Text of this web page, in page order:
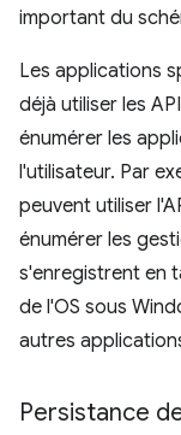
important du
Les applications
déjà utiliser les
énumérer les
l'utilisateur. Par
peuvent utiliser
énumérer les
s'enregistrent en
de l'OS sous
autres
Persistance